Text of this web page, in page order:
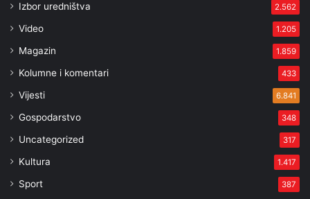
Izbor uredništva 2.562
Video 1.205
Magazin 1.859
Kolumne i komentari 433
Vijesti 6.841
Gospodarstvo 348
Uncategorized 317
Kultura 1.417
Sport 387